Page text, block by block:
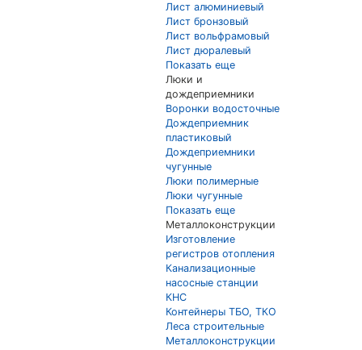
Лист алюминиевый
Лист бронзовый
Лист вольфрамовый
Лист дюралевый
Показать еще
Люки и
дождеприемники
Воронки водосточные
Дождеприемник
пластиковый
Дождеприемники
чугунные
Люки полимерные
Люки чугунные
Показать еще
Металлоконструкции
Изготовление
регистров отопления
Канализационные
насосные станции
КНС
Контейнеры ТБО, ТКО
Леса строительные
Металлоконструкции